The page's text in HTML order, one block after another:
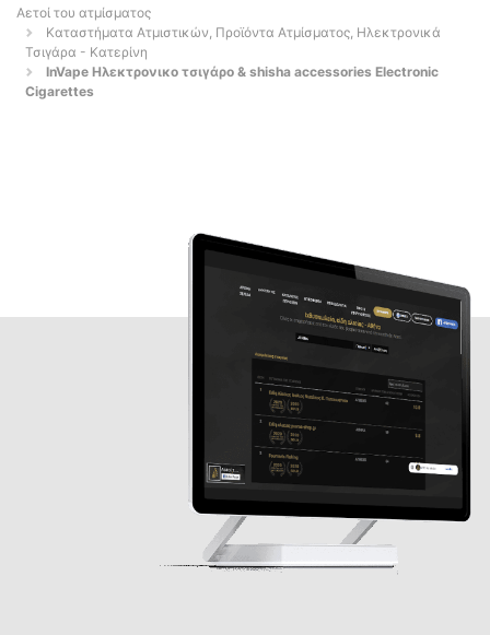
Αετοί του ατμίσματος
Καταστήματα Ατμιστικών, Προϊόντα Ατμίσματος, Ηλεκτρονικά
Τσιγάρα - Κατερίνη
InVape Ηλεκτρονικο τσιγάρο & shisha accessories Electronic
Cigarettes